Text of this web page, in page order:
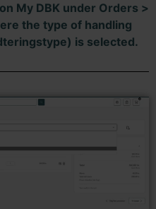
My DBK under Orders >
the type of handling
is selected.